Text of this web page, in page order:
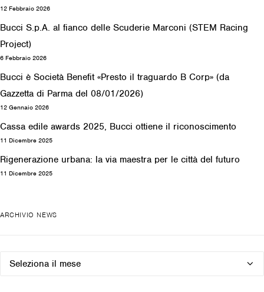
12 Febbraio 2026
Bucci S.p.A. al fianco delle Scuderie Marconi (STEM Racing
Project)
6 Febbraio 2026
Bucci è Società Benefit «Presto il traguardo B Corp» (da
Gazzetta di Parma del 08/01/2026)
12 Gennaio 2026
Cassa edile awards 2025, Bucci ottiene il riconoscimento
11 Dicembre 2025
Rigenerazione urbana: la via maestra per le città del futuro
11 Dicembre 2025
ARCHIVIO NEWS
Archivio